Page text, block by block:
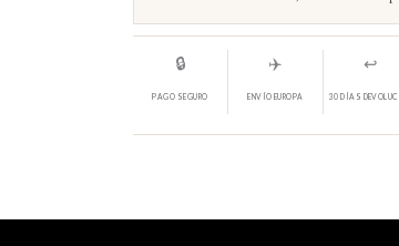
🔒
PAGO SEGURO
✈️
ENVÍO EUROPA
↩️
30 DÍAS